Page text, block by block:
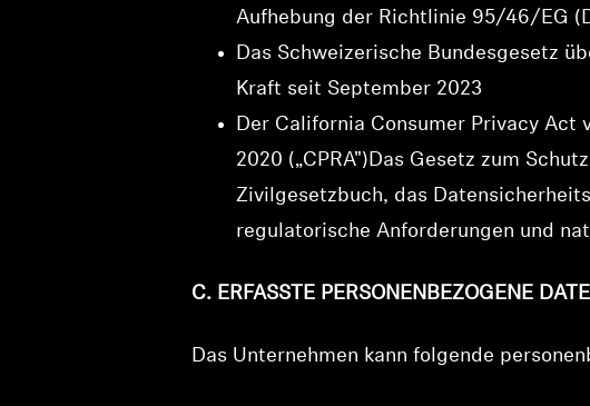
Aufhebung der Richtlinie 95/46/EG
Das Schweizerische Bundesgesetz
Kraft seit September 2023
Der California Consumer Privacy Act
2020 („CPRA")Das Gesetz zum
Zivilgesetzbuch, das
regulatorische Anforderungen und
C. ERFASSTE PERSONENBEZOGENE
Das Unternehmen kann folgende